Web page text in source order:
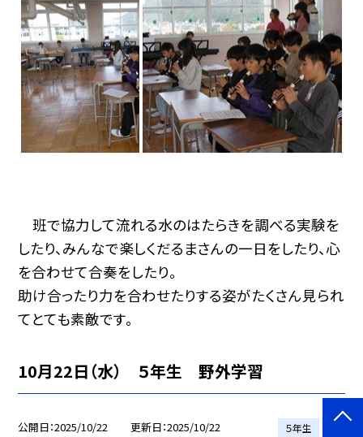
班で協力して流れる水のはたらきを調べる実験を
したり、みんなで楽しくだるまさんの一日をしたり、心
を合わせて合奏をしたり。
助け合ったり力を合わせたりする姿がたくさん見られ
てとても素敵です。
10月22日（水） ５年生 野外学習
公開日 2025/10/22 更新日 2025/10/22 ５年生